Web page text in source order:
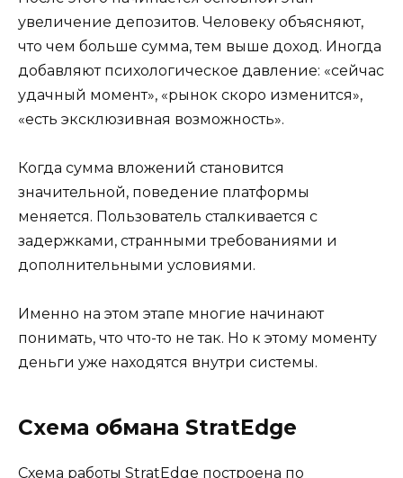
увеличение депозитов. Человеку объясняют,
что чем больше сумма, тем выше доход. Иногда
добавляют психологическое давление: «сейчас
удачный момент», «рынок скоро изменится»,
«есть эксклюзивная возможность».
Когда сумма вложений становится
значительной, поведение платформы
меняется. Пользователь сталкивается с
задержками, странными требованиями и
дополнительными условиями.
Именно на этом этапе многие начинают
понимать, что что-то не так. Но к этому моменту
деньги уже находятся внутри системы.
Схема обмана StratEdge
Схема работы StratEdge построена по